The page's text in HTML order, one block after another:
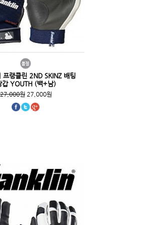
랭클린 2ND SKINZ 배팅
갑 YOUTH (백+남)
27,000원27,000원